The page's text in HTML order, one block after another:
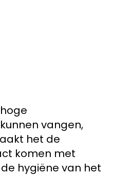
vangen,
het de
komen met
hygiëne van het